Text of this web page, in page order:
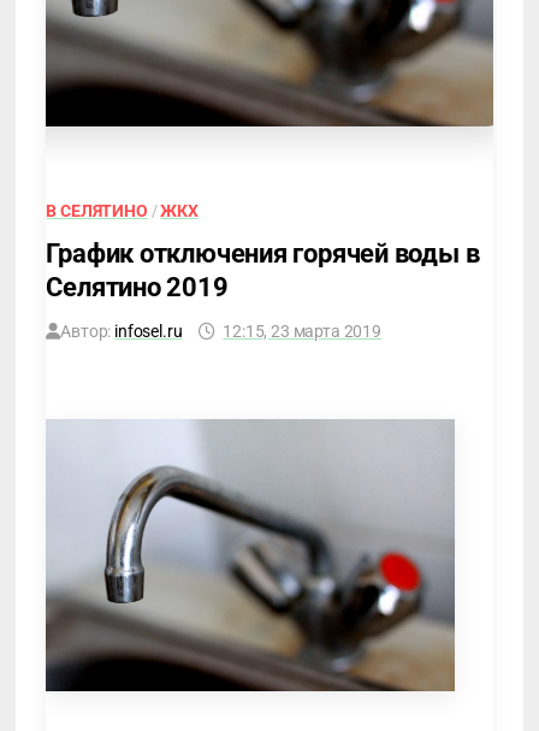
В СЕЛЯТИНО /ЖКХ
График отключения горячей воды в
Селятино 2019
Автор: infosel.ru 12:15, 23 марта 2019